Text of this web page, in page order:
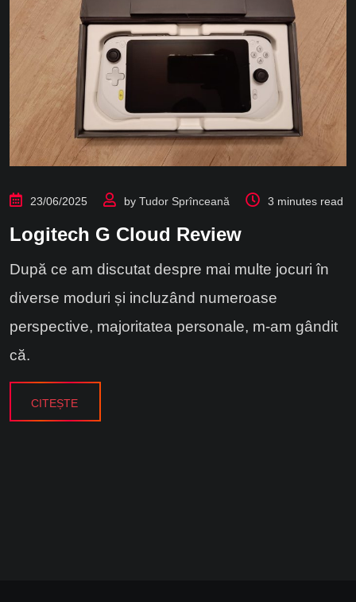
23/06/2025 by Tudor Sprînceană 3 minutes read
Logitech G Cloud Review
După ce am discutat despre mai multe jocuri în
diverse moduri și incluzând numeroase
perspective, majoritatea personale, m-am gândit
că.
CITEȘTE